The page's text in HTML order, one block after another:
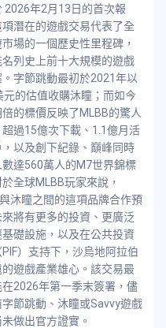
2026年2月13日的首次報
潛在的遊戲交易代表了全
場的一個歷史性里程碑，
名列史上前十大規模的遊戲
字節跳動最初於2021年以
元的估值收購沐瞳；而如今
的標價反映了MLBB的驚人
超過15億次下載、1.1億月活
，以及創下紀錄、巔峰同時
達560萬人的M7世界錦標
全球MLBB玩家來說，
沐瞳之間的這項品牌合作預
將有更多的投資、更廣泛
基礎設施，以及在公共投資
）支持下，沙烏地阿拉伯
的遊戲產業雄心。該交易最
2026年第一季末簽署，儘
節跳動、沐瞳或Savvy遊戲
做出官方證實。